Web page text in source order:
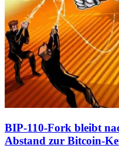
BIP-110-Fork bleibt
Abstand zur Bitcoin-